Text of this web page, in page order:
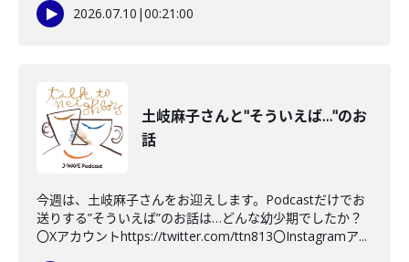
2026.07.10 |00:21:00
土岐麻子さんと"そういえば…"のお
話
今週は、土岐麻子さんをお迎えします。Podcastだけでお
送りする”そういえば”のお話は…どんな幼少期でしたか？
〇Xアカウントhttps://twitter.com/ttn813〇Instagramア...